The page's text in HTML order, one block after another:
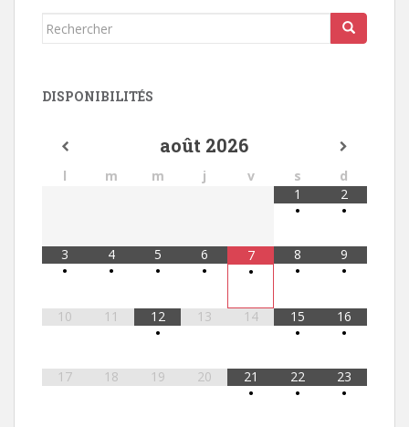
Rechercher...
DISPONIBILITÉS
août 2026
l m m j v s
d
1
•
2
•
3
•
4
•
5
•
6
•
7
•
8
•
9
•
10 11
12
•
13 14
15
•
16
•
17 18 19 20
21
•
22
•
23
•